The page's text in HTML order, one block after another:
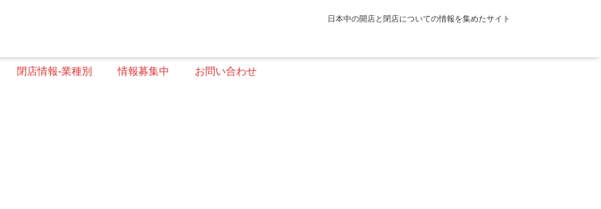
日本中の開店と閉店についての情報を集めたサイト
閉店情報-業種別 情報募集中 お問い合わせ